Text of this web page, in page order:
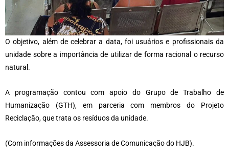
O objetivo, além de celebrar a data, foi usuários e profissionais da
unidade sobre a importância de utilizar de forma racional o recurso
natural.
A programação contou com apoio do Grupo de Trabalho de
Humanização (GTH), em parceria com membros do Projeto
Reciclação, que trata os resíduos da unidade.
(Com informações da Assessoria de Comunicação do HJB).